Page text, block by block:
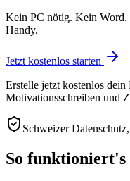
Kein PC nötig. Kein Word.
Handy.
Jetzt kostenlos starten
Erstelle jetzt kostenlos
Motivationsschreiben und
Schweizer
So funktioniert's